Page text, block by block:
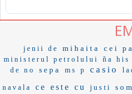
jenii de mihaita cei
ministerul petrolului ña his
de no
sepa ms p casio
navala ce este cu justi